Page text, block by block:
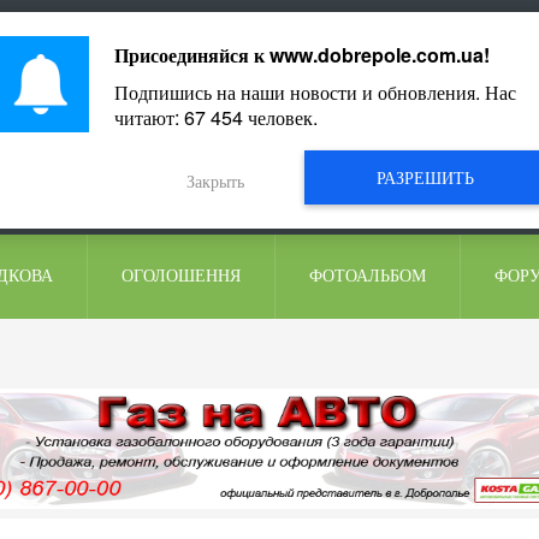
ОГОЛОШЕННЯ ФОТОАЛЬБОМ
Присоединяйся кwww.dobrepole.com.ua!
Подпишись на наши новости и обновления. Нас
читают: 67 454человек.
РАЗРЕШИТЬ
Закрыть